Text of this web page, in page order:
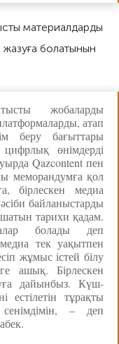
материалдарды
жазуға болатынын
жобаларды
атап
беру бағыттары
өнімдерді
Qazcontent пен
меморандумға қол
бірлескен медиа
байланыстарды
тарихи қадам.
болады деп
тек уақытпен
жұмыс істей білу
ашық. Бірлескен
дайынбыз. Күш-
естілетін тұрақты
– деп